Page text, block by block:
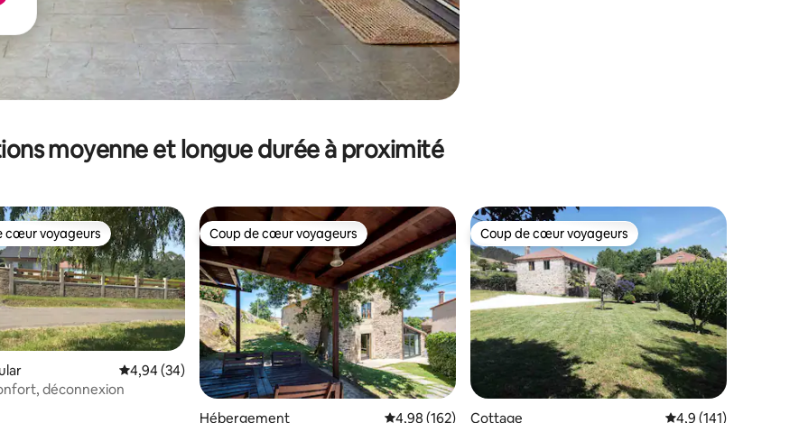
moyenne et longue durée à proximité
base de 22 commentaires : 4,91 sur 5
voyageurs les plus appréciés
cœur voyageurs
Évaluation moyenne sur la base de 34 commentaires : 4,94 sur 5
4,94 (34)
déconnexion
Coup de cœur voyageurs
Coup de cœur voyageurs
Hébergement Évaluation moyenne sur la base de 162 commentaires : 4,98 sur 5
4,98 (162)
Coup de cœur voyageurs
Coup de cœur voyageurs
Cottage Évaluation moyenne
4,9 (141)